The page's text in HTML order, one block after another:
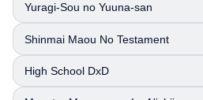
Yuragi-Sou no Yuuna-san
Shinmai Maou No Testament
High School DxD